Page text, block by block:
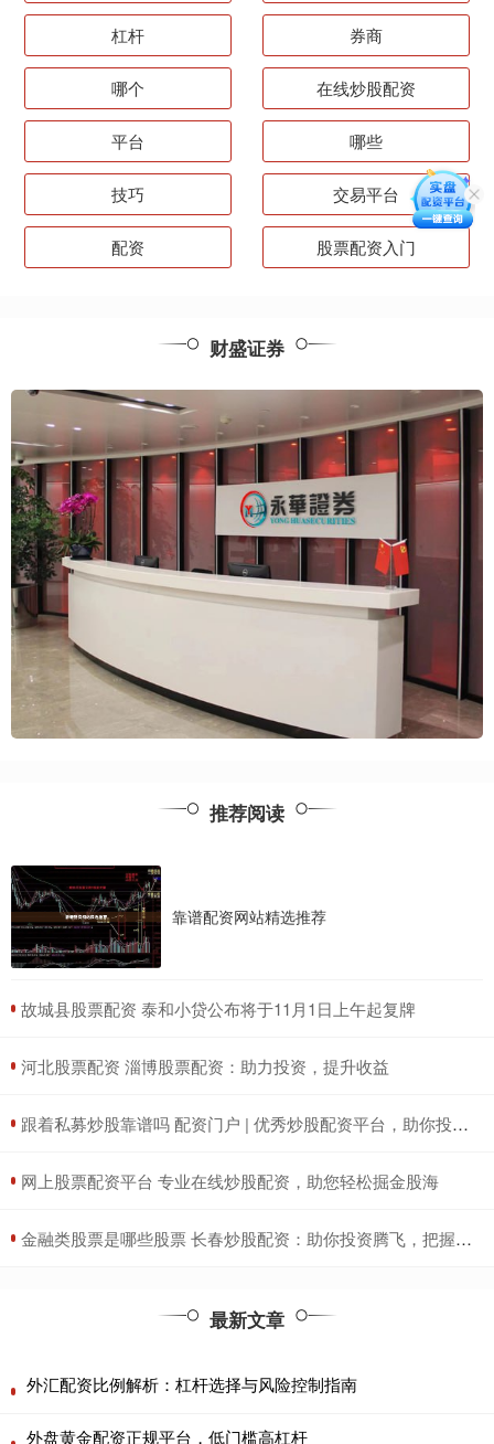
杠杆 券商
哪个 在线炒股配资
平台 哪些
技巧 交易平台
配资 股票配资入门
财盛证券
推荐阅读
靠谱配资网站精选推荐
​故城县股票配资 泰和小贷公布将于11月1日上午起复牌
​河北股票配资 淄博股票配资：助力投资，提升收益
​跟着私募炒股靠谱吗 配资门户 | 优秀炒股配资平台，助你投资更轻松
​网上股票配资平台 专业在线炒股配资，助您轻松掘金股海
​金融类股票是哪些股票 长春炒股配资：助你投资腾飞，把握财富机遇
最新文章
外汇配资比例解析：杠杆选择与风险控制指南
外盘黄金配资正规平台，低门槛高杠杆